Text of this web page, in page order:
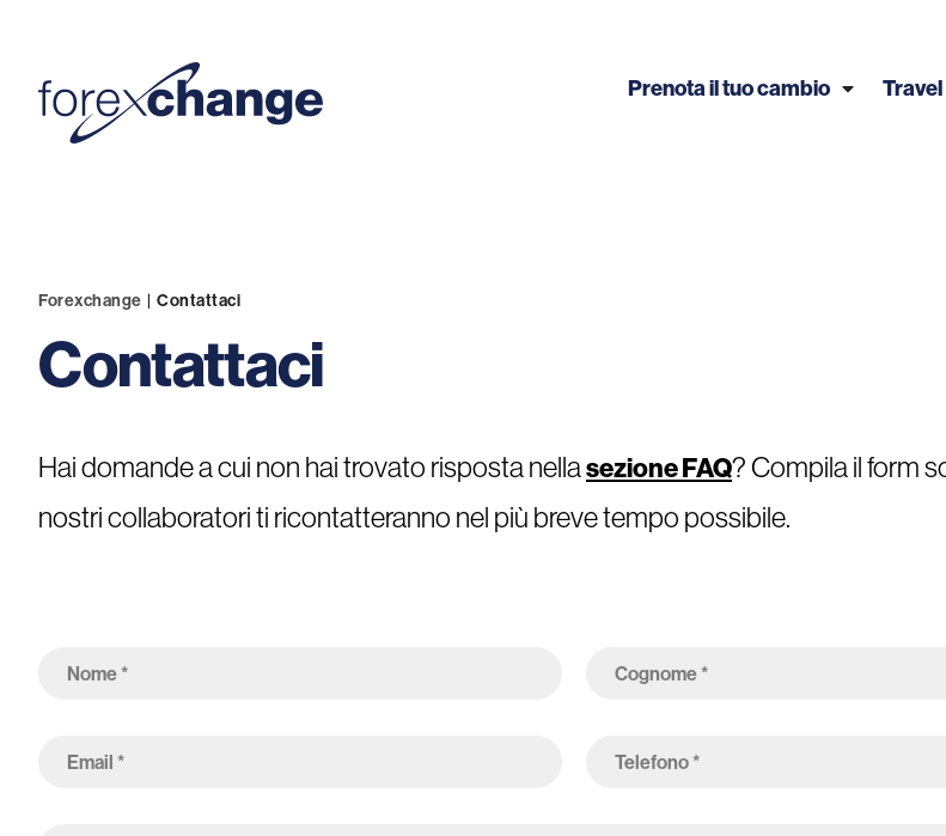
Prenota il tuo cambio
Forexchange | Contattaci
Contattaci
Hai domande a cui non hai trovato risposta nellasezione FAQ? Compila il form
nostri collaboratori ti ricontatteranno nel più breve tempo possibile.